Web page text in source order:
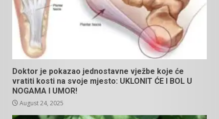
Doktor je pokazao jednostavne vježbe koje će
vratiti kosti na svoje mjesto: UKLONIT ĆE I BOL U
NOGAMA I UMOR!
August 24, 2025